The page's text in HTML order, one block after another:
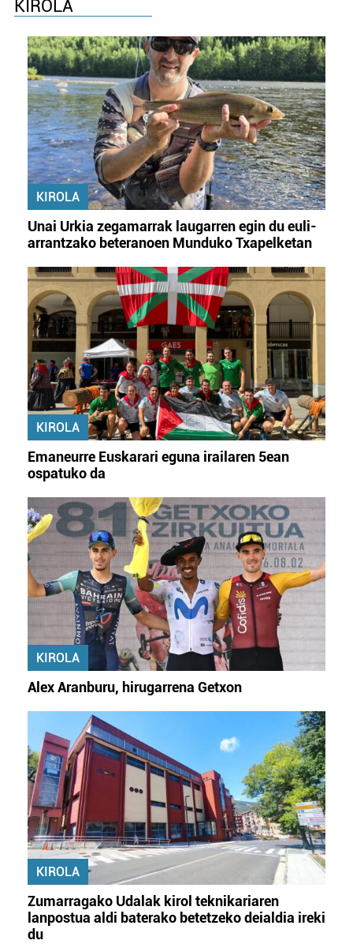
KIROLA
KIROLA
Unai Urkia zegamarrak laugarren egin du euli-
arrantzako beteranoen Munduko Txapelketan
KIROLA
Emaneurre Euskarari eguna irailaren 5ean
ospatuko da
KIROLA
Alex Aranburu, hirugarrena Getxon
KIROLA
Zumarragako Udalak kirol teknikariaren
lanpostua aldi baterako betetzeko deialdia ireki
du